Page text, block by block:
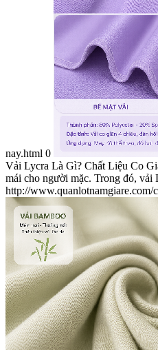
nay.html 0
Vải Lycra Là Gì? Chất Liệu Co
mái cho người mặc. Trong đó, vải
http://